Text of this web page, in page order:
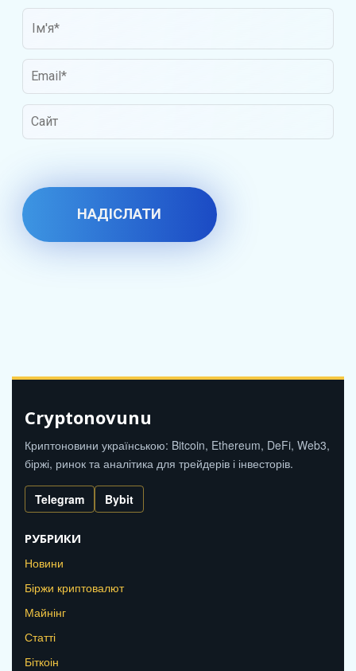
Cryptonovunu
Криптоновини українською: Bitcoin, Ethereum, DeFi, Web3,
біржі, ринок та аналітика для трейдерів і інвесторів.
Telegram Bybit
РУБРИКИ
Новини
Біржи криптовалют
Майнінг
Статті
Біткоін